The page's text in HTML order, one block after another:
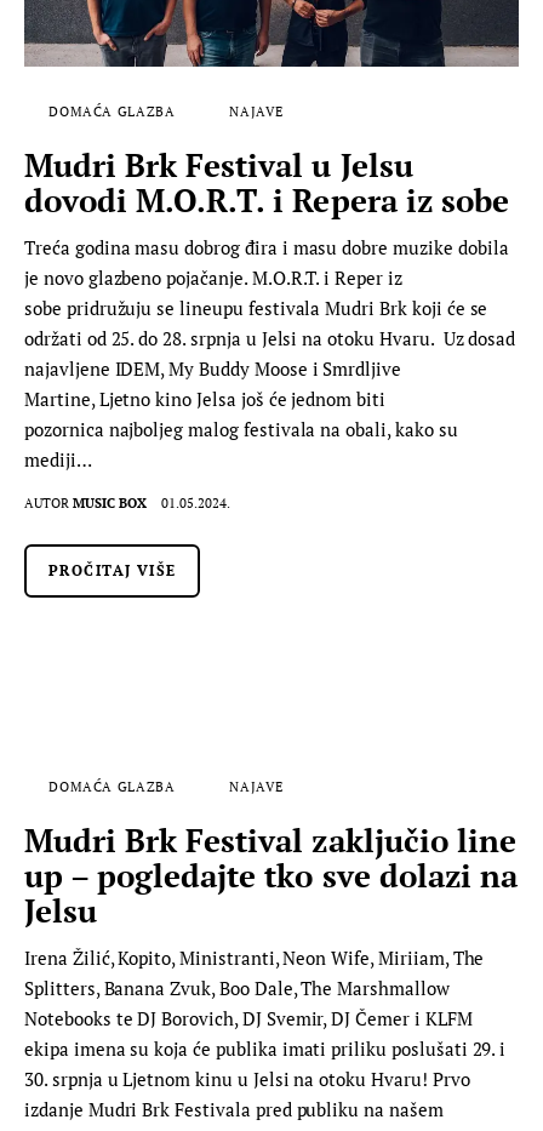
DOMAĆA GLAZBA NAJAVE
Mudri Brk Festival u Jelsu
dovodi M.O.R.T. i Repera iz sobe
Treća godina masu dobrog đira i masu dobre muzike dobila
je novo glazbeno pojačanje. M.O.R.T. i Reper iz
sobe pridružuju se lineupu festivala Mudri Brk koji će se
održati od 25. do 28. srpnja u Jelsi na otoku Hvaru. Uz dosad
najavljene IDEM, My Buddy Moose i Smrdljive
Martine, Ljetno kino Jelsa još će jednom biti
pozornica najboljeg malog festivala na obali, kako su
mediji…
AUTOR MUSIC BOX 01.05.2024.
PROČITAJ VIŠE
DOMAĆA GLAZBA NAJAVE
Mudri Brk Festival zaključio line
up – pogledajte tko sve dolazi na
Jelsu
Irena Žilić, Kopito, Ministranti, Neon Wife, Miriiam, The
Splitters, Banana Zvuk, Boo Dale, The Marshmallow
Notebooks te DJ Borovich, DJ Svemir, DJ Čemer i KLFM
ekipa imena su koja će publika imati priliku poslušati 29. i
30. srpnja u Ljetnom kinu u Jelsi na otoku Hvaru! Prvo
izdanje Mudri Brk Festivala pred publiku na našem